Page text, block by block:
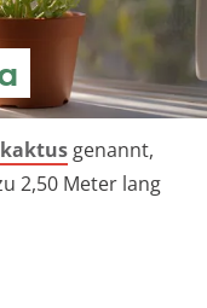
genannt,
2,50 Meter lang